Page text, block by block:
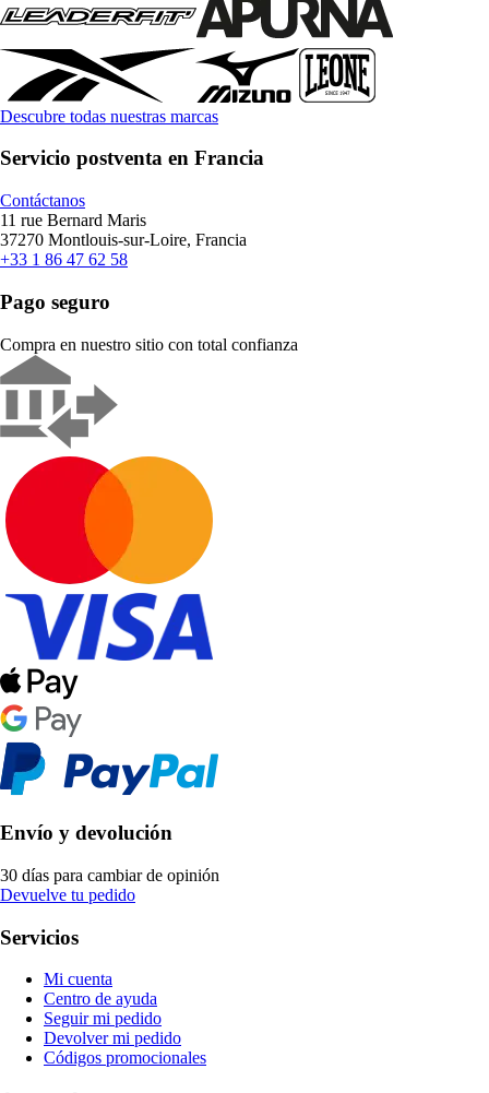
Descubre todas nuestras marcas
Servicio postventa en Francia
Contáctanos
11 rue Bernard Maris
37270 Montlouis-sur-Loire, Francia
+33 1 86 47 62 58
Pago seguro
Compra en nuestro sitio con total confianza
Envío y devolución
30 días para cambiar de opinión
Devuelve tu pedido
Servicios
Mi cuenta
Centro de ayuda
Seguir mi pedido
Devolver mi pedido
Códigos promocionales